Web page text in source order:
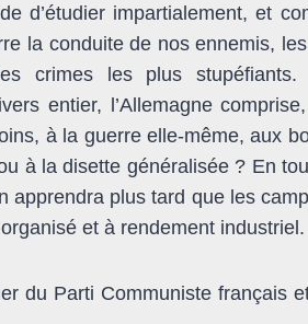
d’étudier impartialement, et
la conduite de nos ennemis,
crimes les plus
entier, l’Allemagne
à la guerre elle-même, aux
à la disette généralisée ? En
apprendra plus tard que les
et à rendement industriel.
du Parti Communiste français